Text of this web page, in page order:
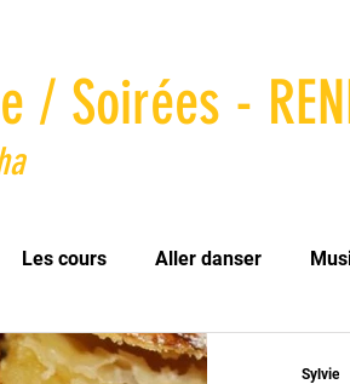
/ Soirées -
Les cours Aller danser
Sylvie